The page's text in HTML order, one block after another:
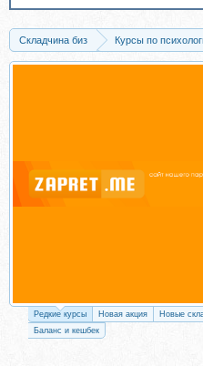
Складчина биз
Курсы по
Медитации и аудионастрои
Редкие курсы Новая акция Новые
Баланс и кешбек